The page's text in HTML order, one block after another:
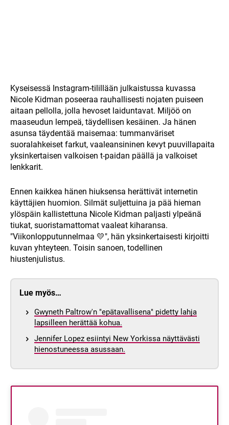
Kyseisessä Instagram-tilillään julkaistussa kuvassa
Nicole Kidman poseeraa rauhallisesti nojaten puiseen
aitaan pellolla, jolla hevoset laiduntavat. Miljöö on
maaseudun lempeä, täydellisen kesäinen. Ja hänen
asunsa täydentää maisemaa: tummanväriset
suoralahkeiset farkut, vaaleansininen kevyt puuvillapaita
yksinkertaisen valkoisen t-paidan päällä ja valkoiset
lenkkarit.
Ennen kaikkea hänen hiuksensa herättivät internetin
käyttäjien huomion. Silmät suljettuina ja pää hieman
ylöspäin kallistettuna Nicole Kidman paljasti ylpeänä
tiukat, suoristamattomat vaaleat kiharansa.
"Viikonlopputunnelmaa 💛", hän yksinkertaisesti kirjoitti
kuvan yhteyteen. Toisin sanoen, todellinen
hiustenjulistus.
Lue myös…
Gwyneth Paltrow'n "epätavallisena" pidetty lahja
lapsilleen herättää kohua.
Jennifer Lopez esiintyi New Yorkissa näyttävästi
hienostuneessa asussaan.